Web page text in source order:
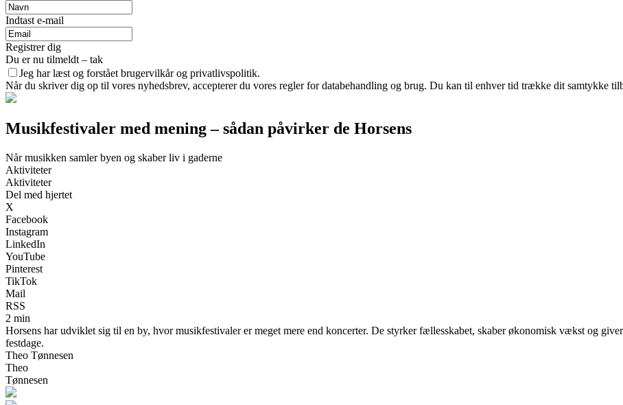
Indtast e-mail
Registrer dig
Du er nu tilmeldt – tak
Jeg har læst og forstået brugervilkår og privatlivspolitik.
Når du skriver dig op til vores nyhedsbrev, accepterer du vores regler for databehandling og brug. Du kan til enhver tid trække dit samtykke
Musikfestivaler med mening – sådan påvirker de Horsens
Når musikken samler byen og skaber liv i gaderne
Aktiviteter
Aktiviteter
Del med hjertet
X
Facebook
Instagram
LinkedIn
YouTube
Pinterest
TikTok
Mail
RSS
2 min
Horsens har udviklet sig til en by, hvor musikfestivaler er meget mere end koncerter. De styrker fællesskabet, skaber økonomisk vækst og
festdage.
Theo Tønnesen
Theo
Tønnesen